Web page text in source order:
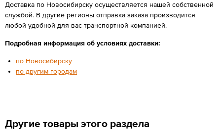
Доставка по Новосибирску осуществляется нашей собственной
службой. В другие регионы отправка заказа производится
любой удобной для вас транспортной компанией.
Подробная информация об условиях доставки:
по Новосибирску
по другим городам
Другие товары этого раздела